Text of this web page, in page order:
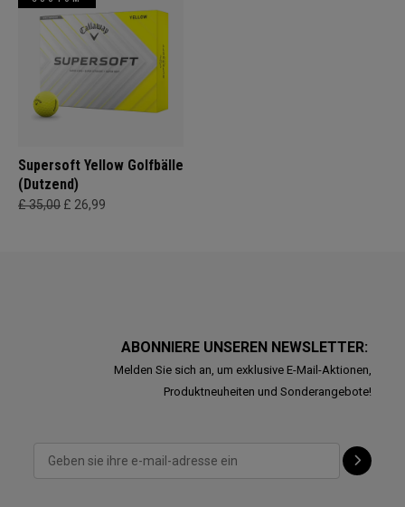
Supersoft Yellow Golfbälle
(Dutzend)
£ 35,00 £ 26,99
ABONNIERE UNSEREN NEWSLETTER:
Melden Sie sich an, um exklusive E-Mail-Aktionen,
Produktneuheiten und Sonderangebote!